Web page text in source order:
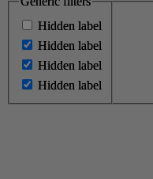
Hidden label
Hidden label
Hidden label
Hidden label
Hidden label
Hidden label
Hidden label
Hidden label